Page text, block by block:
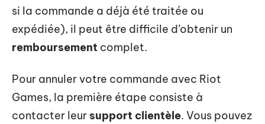
si la commande a déjà été traitée ou
expédiée), il peut être difficile d’obtenir un
remboursement complet.
Pour annuler votre commande avec Riot
Games, la première étape consiste à
contacter leur support clientèle. Vous pouvez